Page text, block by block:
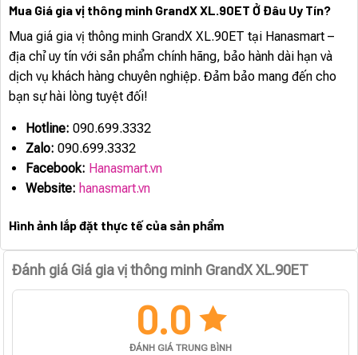
Mua Giá gia vị thông minh GrandX XL.90ET Ở Đâu Uy Tín?
Mua giá gia vị thông minh GrandX XL.90ET tại Hanasmart –
địa chỉ uy tín với sản phẩm chính hãng, bảo hành dài hạn và
dịch vụ khách hàng chuyên nghiệp. Đảm bảo mang đến cho
bạn sự hài lòng tuyệt đối!
Hotline: 090.699.3332
Zalo: 090.699.3332
Facebook: Hanasmart.vn
Website: hanasmart.vn
Hình ảnh lắp đặt thực tế của sản phẩm
Đánh giá Giá gia vị thông minh GrandX XL.90ET
0.0
ĐÁNH GIÁ TRUNG BÌNH